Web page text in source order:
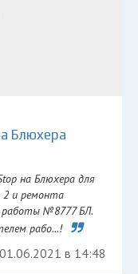
Блюхера
на Блюхера для
2 и ремонта
работы №8777 БЛ.
рабо...!
01.06.2021 в 14:48